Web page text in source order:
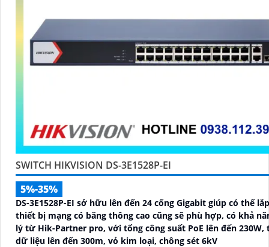
SWITCH HIKVISION DS-3E1528P-EI
5%-35%
DS-3E1528P-EI sở hữu lên đến 24 cổng Gigabit giúp có thể
thiết bị mạng có băng thông cao cũng sẽ phù hợp, có khả
lý từ Hik-Partner pro, với tổng công suất PoE lên đến 230W,
dữ liệu lên đến 300m, vỏ kim loại, chông sét 6kV